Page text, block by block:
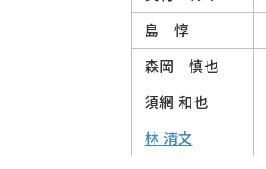
島 惇
森岡 慎也
須網 和也
林 清文